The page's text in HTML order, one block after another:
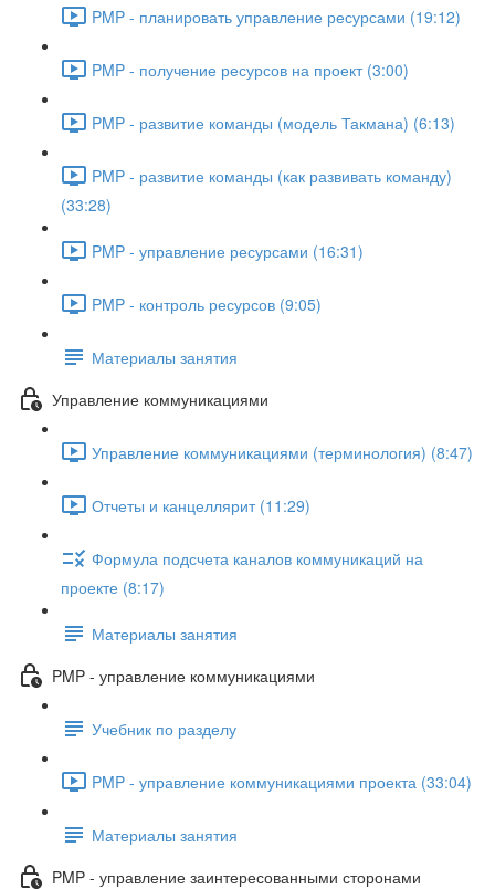
PMP - планировать управление ресурсами (19:12)
PMP - получение ресурсов на проект (3:00)
PMP - развитие команды (модель Такмана) (6:13)
PMP - развитие команды (как развивать команду)
(33:28)
PMP - управление ресурсами (16:31)
PMP - контроль ресурсов (9:05)
Материалы занятия
Управление коммуникациями
Управление коммуникациями (терминология) (8:47)
Отчеты и канцеллярит (11:29)
Формула подсчета каналов коммуникаций на
проекте (8:17)
Материалы занятия
PMP - управление коммуникациями
Учебник по разделу
PMP - управление коммуникациями проекта (33:04)
Материалы занятия
PMP - управление заинтересованными сторонами